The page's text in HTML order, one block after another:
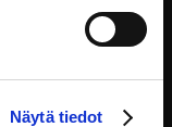
Näytä tiedot